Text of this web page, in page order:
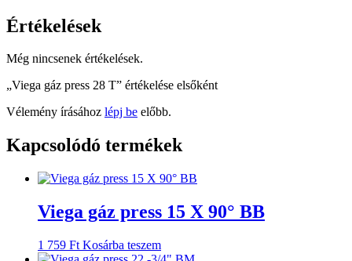
Értékelések
Még nincsenek értékelések.
„Viega gáz press 28 T” értékelése elsőként
Vélemény írásához lépj be előbb.
Kapcsolódó termékek
Viega gáz press 15 X 90° BB
1 759 Ft Kosárba teszem